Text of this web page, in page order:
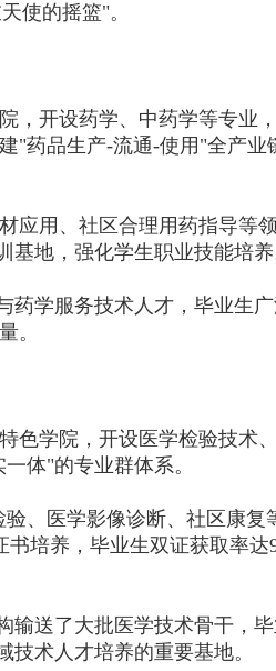
使的摇篮"。
，开设药学、中药学等专业
"药品生产-流通-使用"全产业
应用、社区合理用药指导等
基地，强化学生职业技能培
药学服务技术人才，毕业生
。
色学院，开设医学检验技术
体"的专业群体系。
、医学影像诊断、社区康复
培养，毕业生双证获取率达
输送了大批医学技术骨干，毕
术人才培养的重要基地。